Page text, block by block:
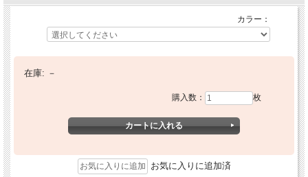
カラー：
在庫: －
購入数： 枚
お気に入りに追加済